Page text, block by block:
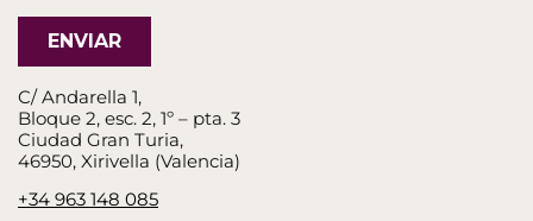
C/ Andarella 1,
Bloque 2, esc. 2, 1º – pta. 3
Ciudad Gran Turia,
46950, Xirivella (Valencia)
+34 963 148 085